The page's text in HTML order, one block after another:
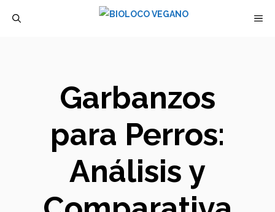
Garbanzos
para Perros:
Análisis y